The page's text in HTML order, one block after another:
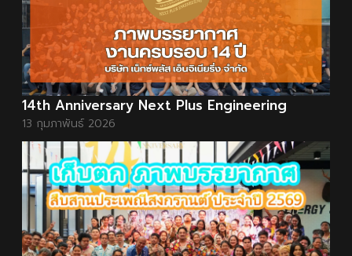
14th Anniversary Next Plus Engineering
13 กุมภาพันธ์ 2026